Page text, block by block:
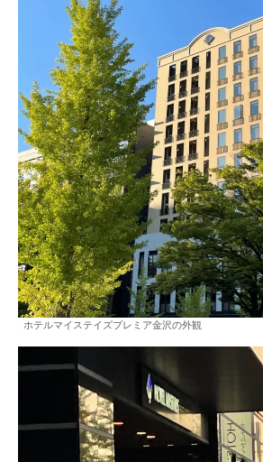
ホテルマイステイズプレミア金沢の外観